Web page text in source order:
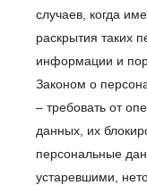
случаев, когда
раскрытия таких
информации и
Законом о
– требовать от
данных, их
персональные
устаревшими,